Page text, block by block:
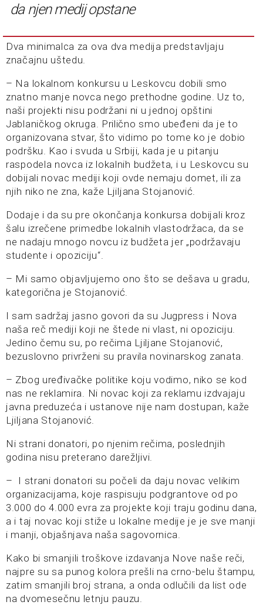
da njen medij opstane
Dva minimalca za ova dva medija predstavljaju
značajnu uštedu.
– Na lokalnom konkursu u Leskovcu dobili smo
znatno manje novca nego prethodne godine. Uz to,
naši projekti nisu podržani ni u jednoj opštini
Jablaničkog okruga. Prilično smo ubeđeni da je to
organizovana stvar, što vidimo po tome ko je dobio
podršku. Kao i svuda u Srbiji, kada je u pitanju
raspodela novca iz lokalnih budžeta, i u Leskovcu su
dobijali novac mediji koji ovde nemaju domet, ili za
njih niko ne zna, kaže Ljiljana Stojanović.
Dodaje i da su pre okončanja konkursa dobijali kroz
šalu izrečene primedbe lokalnih vlastodržaca, da se
ne nadaju mnogo novcu iz budžeta jer „podržavaju
studente i opoziciju“.
– Mi samo objavljujemo ono što se dešava u gradu,
kategorična je Stojanović.
I sam sadržaj jasno govori da su Jugpress i Nova
naša reč mediji koji ne štede ni vlast, ni opoziciju.
Jedino čemu su, po rečima Ljiljane Stojanović,
bezuslovno privrženi su pravila novinarskog zanata.
– Zbog uređivačke politike koju vodimo, niko se kod
nas ne reklamira. Ni novac koji za reklamu izdvajaju
javna preduzeća i ustanove nije nam dostupan, kaže
Ljiljana Stojanović.
Ni strani donatori, po njenim rečima, poslednjih
godina nisu preterano darežljivi.
– I strani donatori su počeli da daju novac velikim
organizacijama, koje raspisuju podgrantove od po
3.000 do 4.000 evra za projekte koji traju godinu dana,
a i taj novac koji stiže u lokalne medije je je sve manji
i manji, objašnjava naša sagovornica.
Kako bi smanjili troškove izdavanja Nove naše reči,
najpre su sa punog kolora prešli na crno-belu štampu,
zatim smanjili broj strana, a onda odlučili da list ode
na dvomesečnu letnju pauzu.